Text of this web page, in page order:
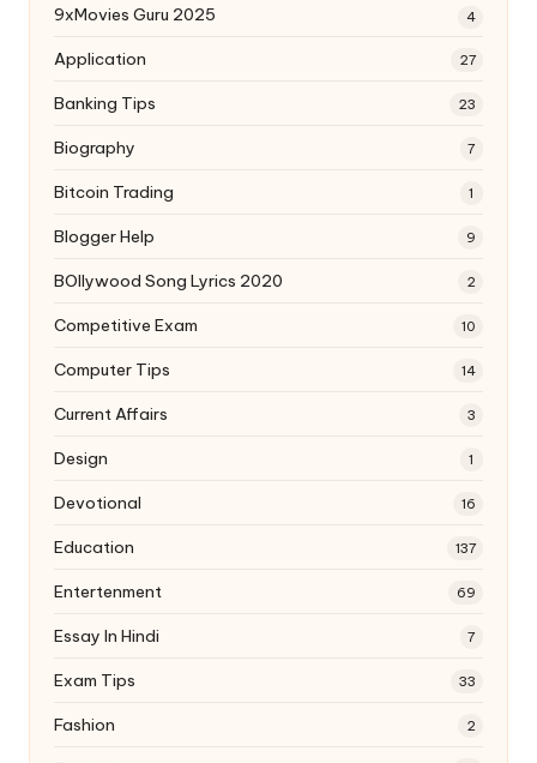
9xMovies Guru 2025 4
Application 27
Banking Tips 23
Biography 7
Bitcoin Trading 1
Blogger Help 9
BOllywood Song Lyrics 2020 2
Competitive Exam 10
Computer Tips 14
Current Affairs 3
Design 1
Devotional 16
Education 137
Entertenment 69
Essay In Hindi 7
Exam Tips 33
Fashion 2